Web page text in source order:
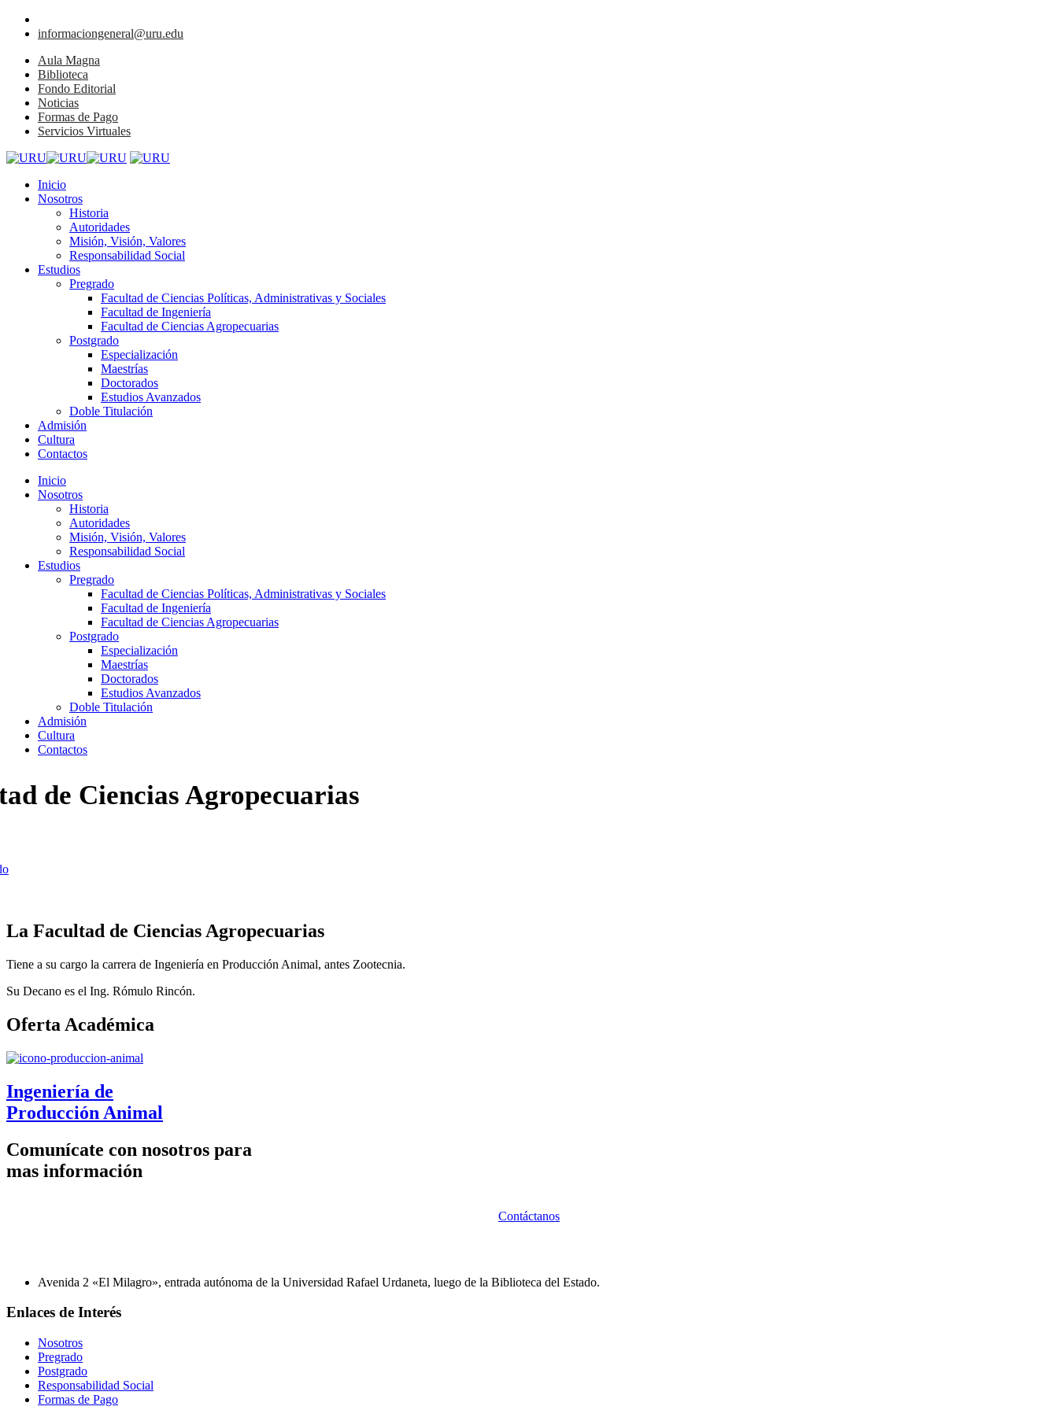
informaciongeneral@uru.edu
Aula Magna
Biblioteca
Fondo Editorial
Noticias
Formas de Pago
Servicios Virtuales
Inicio
Nosotros
Historia
Autoridades
Misión, Visión, Valores
Responsabilidad Social
Estudios
Pregrado
Facultad de Ciencias Políticas, Administrativas y Sociales
Facultad de Ingeniería
Facultad de Ciencias Agropecuarias
Postgrado
Especialización
Maestrías
Doctorados
Estudios Avanzados
Doble Titulación
Admisión
Cultura
Contactos
Inicio
Nosotros
Historia
Autoridades
Misión, Visión, Valores
Responsabilidad Social
Estudios
Pregrado
Facultad de Ciencias Políticas, Administrativas y Sociales
Facultad de Ingeniería
Facultad de Ciencias Agropecuarias
Postgrado
Especialización
Maestrías
Doctorados
Estudios Avanzados
Doble Titulación
Admisión
Cultura
Contactos
de Ciencias Agropecuarias
La Facultad de Ciencias Agropecuarias
Tiene a su cargo la carrera de Ingeniería en Producción Animal, antes Zootecnia.
Su Decano es el Ing. Rómulo Rincón.
Oferta Académica
Ingeniería de
Producción Animal
Comunícate con nosotros para
mas información
Contáctanos
Avenida 2 «El Milagro», entrada autónoma de la Universidad Rafael Urdaneta, luego de la Biblioteca del Estado.
Enlaces de Interés
Nosotros
Pregrado
Postgrado
Responsabilidad Social
Formas de Pago